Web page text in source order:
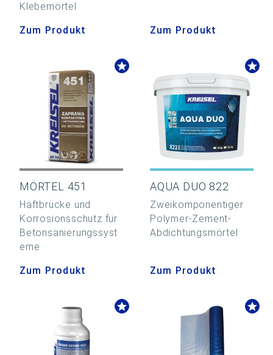
Klebemörtel
Zum Produkt Zum Produkt
MÖRTEL 451
Haftbrücke und
Korrosionsschutz für
Betonsanierungssyst
eme
Zum Produkt
AQUA DUO 822
Zweikomponentiger
Polymer-Zement-
Abdichtungsmörtel
Zum Produkt